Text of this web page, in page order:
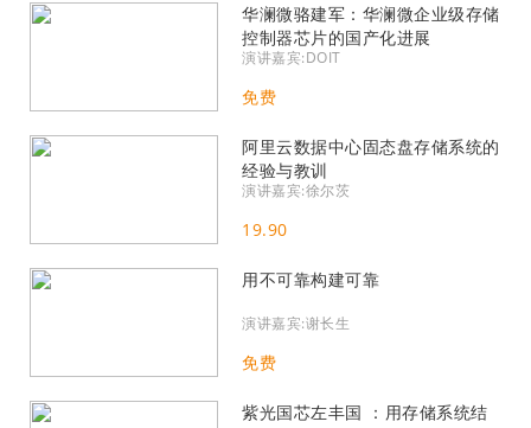
华澜微骆建军：华澜微企业级存储
控制器芯片的国产化进展
演讲嘉宾:DOIT
免费
阿里云数据中心固态盘存储系统的
经验与教训
演讲嘉宾:徐尔茨
19.90
用不可靠构建可靠
演讲嘉宾:谢长生
免费
紫光国芯左丰国 ：用存储系统结